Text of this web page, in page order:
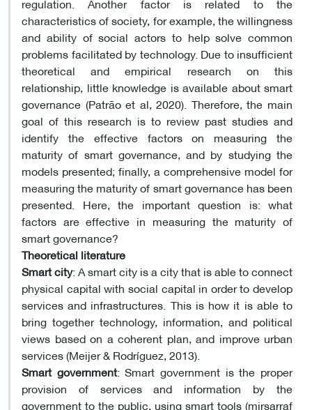
characteristics of society, for example, the willingness
and ability of social actors to help solve common
problems facilitated by technology. Due to insufficient
theoretical and empirical research on this
relationship, little knowledge is available about smart
governance (Patrão et al, 2020). Therefore, the main
goal of this research is to review past studies and
identify the effective factors on measuring the
maturity of smart governance, and by studying the
models presented; finally, a comprehensive model for
measuring the maturity of smart governance has been
presented. Here, the important question is: what
factors are effective in measuring the maturity of
smart governance?
Theoretical literature
Smart city: A smart city is a city that is able to connect
physical capital with social capital in order to develop
services and infrastructures. This is how it is able to
bring together technology, information, and political
views based on a coherent plan, and improve urban
services (Meijer & Rodríguez, 2013).
Smart government: Smart government is the proper
provision of services and information by the
government to the public, using smart tools (mirsarraf